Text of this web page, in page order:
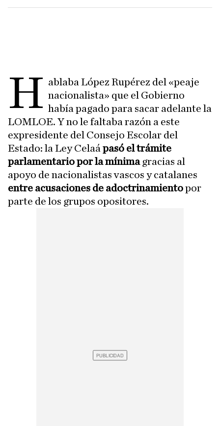
H ablaba López Rupérez del «peaje
nacionalista» que el Gobierno
había pagado para sacar adelante la
LOMLOE. Y no le faltaba razón a este
expresidente del Consejo Escolar del
Estado: la Ley Celaá pasó el trámite
parlamentario por la mínimagracias al
apoyo de nacionalistas vascos y catalanes
entre acusaciones de adoctrinamientopor
parte de los grupos opositores.